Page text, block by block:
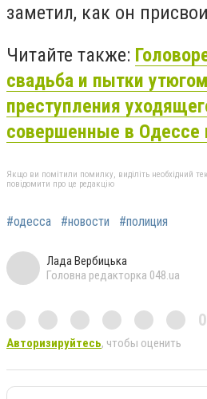
заметил, как он
Читайте также:
свадьба и пытки
преступления
совершенные в Одессе
Якщо ви помітили помилку, виділіть необхідний
повідомити про це редакцію
#одесса #новости #полиция
Лада Вербицька
Головна редакторка 048.ua
Авторизируйтесь, чтобы оценить